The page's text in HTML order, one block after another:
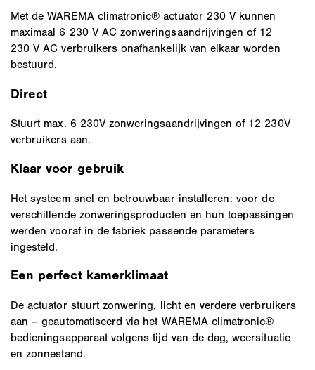
Met de WAREMA climatronic® actuator 230 V kunnen
maximaal 6 230 V AC zonweringsaandrijvingen of 12
230 V AC verbruikers onafhankelijk van elkaar worden
bestuurd.
Direct
Stuurt max. 6 230V zonweringsaandrijvingen of 12 230V
verbruikers aan.
Klaar voor gebruik
Het systeem snel en betrouwbaar installeren: voor de
verschillende zonweringsproducten en hun toepassingen
werden vooraf in de fabriek passende parameters
ingesteld.
Een perfect kamerklimaat
De actuator stuurt zonwering, licht en verdere verbruikers
aan – geautomatiseerd via het WAREMA climatronic®
bedieningsapparaat volgens tijd van de dag, weersituatie
en zonnestand.